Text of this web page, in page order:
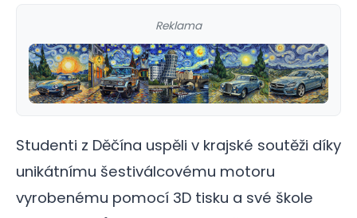
Reklama
Studenti z Děčína uspěli v krajské soutěži díky
unikátnímu šestiválcovému motoru
vyrobenému pomocí 3D tisku a své škole